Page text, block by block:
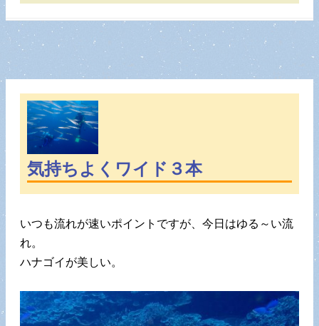
気持ちよくワイド３本
いつも流れが速いポイントですが、今日はゆる～い流
れ。
ハナゴイが美しい。